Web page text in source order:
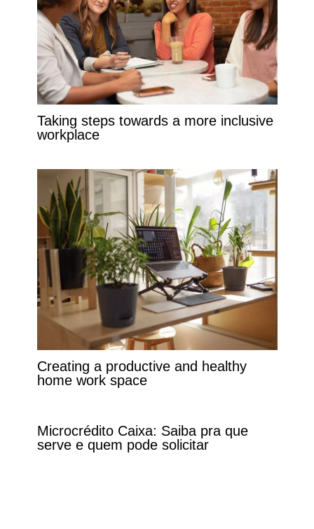
Taking steps towards a more inclusive
workplace
Creating a productive and healthy
home work space
Microcrédito Caixa: Saiba pra que
serve e quem pode solicitar